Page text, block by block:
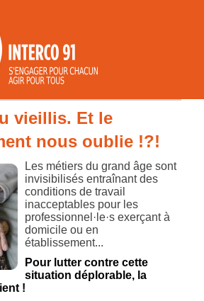
vieillis. Et le
nous oublie !?!
Les métiers du grand âge sont
invisibilisés entraînant des
conditions de travail
inacceptables pour les
professionnel·le·s exerçant à
domicile ou en
établissement...
Pour lutter contre cette
situation déplorable, la
!